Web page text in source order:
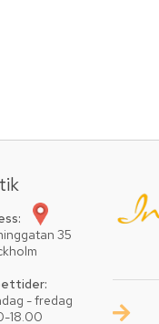
35
- fredag
18.00